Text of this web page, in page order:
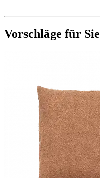
Vorschläge für Sie